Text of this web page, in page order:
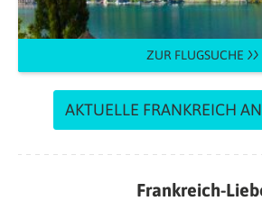
ZUR FLUGSUCHE
AKTUELLE FRANKREICH
Frankreich-